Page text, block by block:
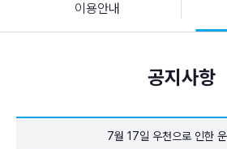
이용안내
공지사항
7월 17일 우천으로 인한